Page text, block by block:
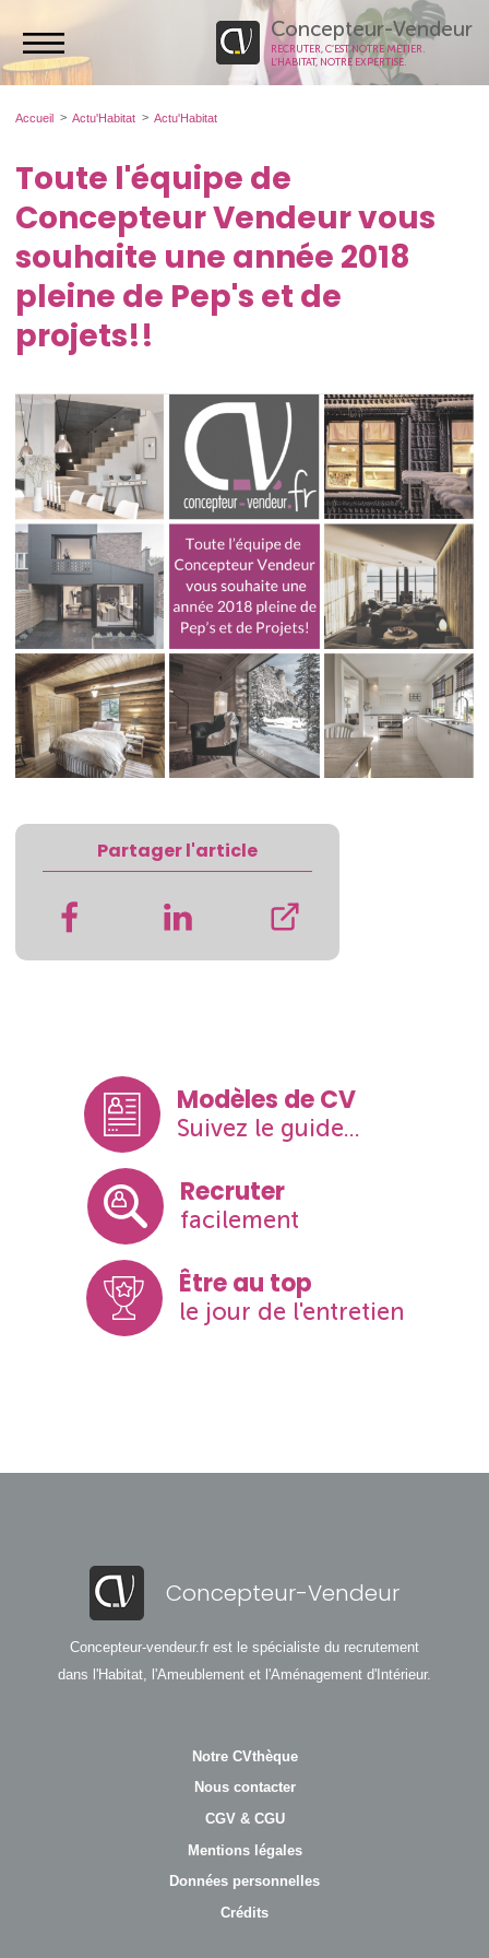
Concepteur-Vendeur
RECRUTER, C’EST NOTRE MÉTIER.
L’HABITAT, NOTRE EXPERTISE.
Accueil Actu'Habitat Actu'Habitat
Toute l'équipe de
Concepteur Vendeur vous
souhaite une année 2018
pleine de Pep's et de
projets!!
Partager l'article
Modèles de CV
Suivez le guide...
Recruter
facilement
Être au top
le jour de l'entretien
Concepteur-Vendeur
Concepteur-vendeur.fr est le spécialiste du recrutement
dans l'Habitat, l'Ameublement et l'Aménagement d'Intérieur.
Notre CVthèque
Nous contacter
CGV & CGU
Mentions légales
Données personnelles
Crédits